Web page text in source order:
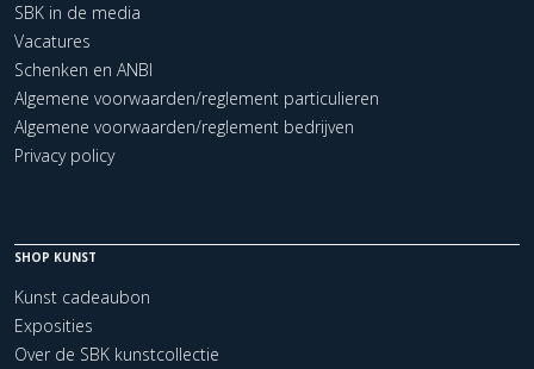
SBK in de media
Vacatures
Schenken en ANBI
Algemene voorwaarden/reglement particulieren
Algemene voorwaarden/reglement bedrijven
Privacy policy
SHOP KUNST
Kunst cadeaubon
Exposities
Over de SBK kunstcollectie